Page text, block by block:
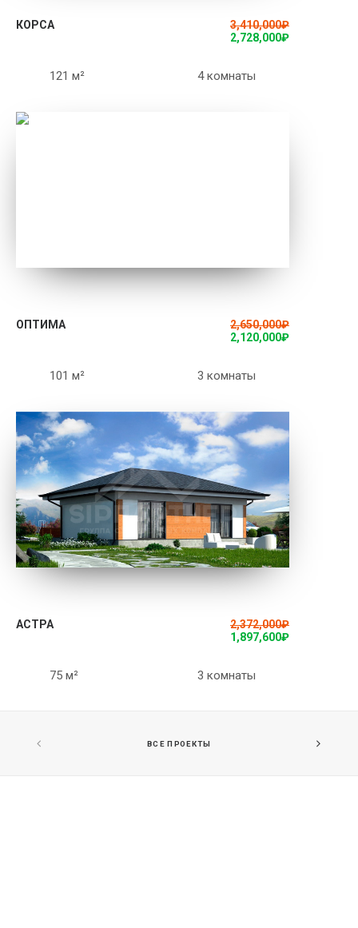
КОРСА 3,410,000₽
2,728,000₽
121 м² 4 комнаты
ОПТИМА 2,650,000₽
2,120,000₽
101 м² 3 комнаты
АСТРА 2,372,000₽
1,897,600₽
75 м² 3 комнаты
ВСЕ ПРОЕКТЫ